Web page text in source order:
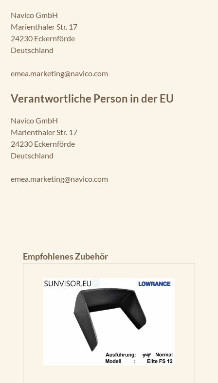
Navico GmbH
Marienthaler Str. 17
24230 Eckernförde
Deutschland
emea.marketing@navico.com
Verantwortliche Person in der EU
Navico GmbH
Marienthaler Str. 17
24230 Eckernförde
Deutschland
emea.marketing@navico.com
Produktgalerie überspringen
Empfohlenes Zubehör